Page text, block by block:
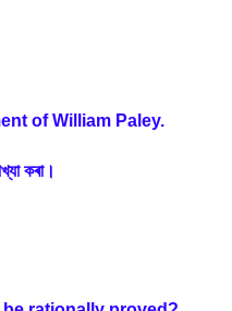
of William Paley.
কৰা।